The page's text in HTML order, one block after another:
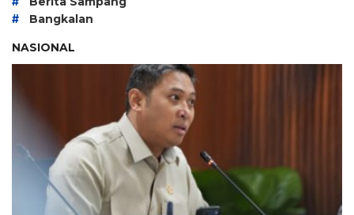
#
Bangkalan
NASIONAL